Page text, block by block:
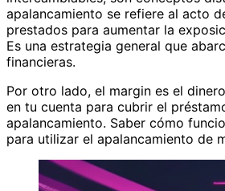
apalancamiento se refiere al acto
prestados para aumentar la
Es una estrategia general que
financieras.
Por otro lado, el margin es el
en tu cuenta para cubrir el
apalancamiento. Saber cómo
para utilizar el apalancamiento de